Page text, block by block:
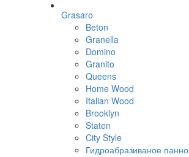
Grasaro
Beton
Granella
Domino
Granito
Queens
Home Wood
Italian Wood
Brooklyn
Staten
City Style
Гидроабразиваное панно